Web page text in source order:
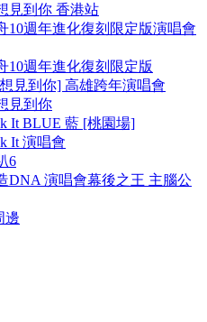
見到你 香港站
10週年進化復刻限定版演唱會
10週年進化復刻限定版
見到你] 高雄跨年演唱會
見到你
It BLUE 藍 [桃園場]
It 演唱會
6
DNA 演唱會幕後之王 主腦公
邊